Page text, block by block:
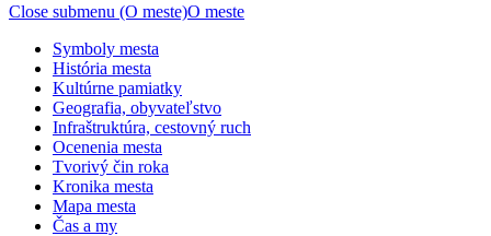
Close submenu (O meste)O meste
Symboly mesta
História mesta
Kultúrne pamiatky
Geografia, obyvateľstvo
Infraštruktúra, cestovný ruch
Ocenenia mesta
Tvorivý čin roka
Kronika mesta
Mapa mesta
Čas a my